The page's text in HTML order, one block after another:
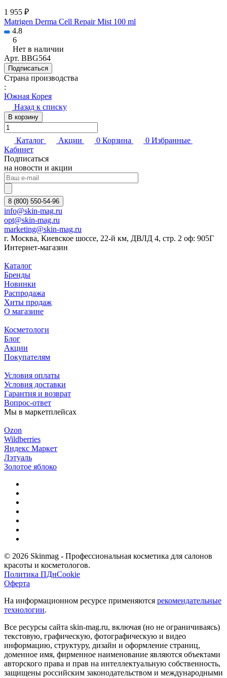
1 955 ₽
Matrigen Derma Cell Repair Mist 100 ml
4.8
6
Нет в наличии
Арт. BBG564
Подписаться
Страна производства
:
Южная Корея
Назад к списку
В корзину
Каталог Акции 0 Корзина 0 Избранные
Кабинет
Подписаться
на новости и акции
8 (800) 550-54-96
info@skin-mag.ru
opt@skin-mag.ru
marketing@skin-mag.ru
г. Москва, Киевское шоссе, 22-й км, ДВЛД 4, стр. 2 оф: 905Г
Интернет-магазин
Каталог
Бренды
Новинки
Распродажа
Хиты продаж
О магазине
Косметологи
Блог
Акции
Покупателям
Условия оплаты
Условия доставки
Гарантия и возврат
Вопрос-ответ
Мы в маркетплейсах
Ozon
Wildberries
Яндекс Маркет
Лэтуаль
Золотое яблоко
© 2026 Skinmag - Профессиональная косметика для салонов
красоты и косметологов.
Политика ПДнCookie
Оферта
На информационном ресурсе применяются рекомендательные
технологии.
Все ресурсы сайта skin-mag.ru, включая (но не ограничиваясь)
текстовую, графическую, фотографическую и видео
информацию, структуру, дизайн и оформление страниц,
доменное имя, фирменное наименование являются объектами
авторского права и прав на интеллектуальную собственность,
защищены российским законодательством и международными